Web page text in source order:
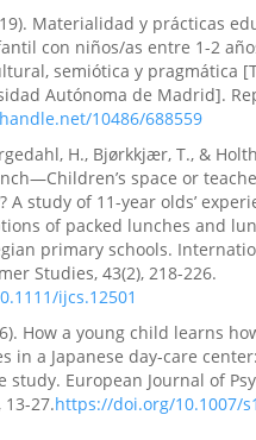
Materialidad y prácticas
con niños/as entre 1-2
semiótica y pragmática
Autónoma de Madrid].
10486/688559
H., Bjørkkjær, T., &
space or
A study of 11-year olds’
of packed lunches and
primary schools.
Studies, 43(2), 218-226.
ijcs.12501
How a young child learns
in a Japanese day-care
study. European Journal of
13-27.https://doi.org/10.1007/